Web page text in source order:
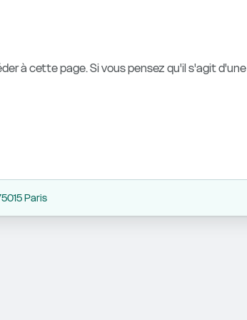
à cette page. Si vous pensez qu'il s'agit d'une
Paris